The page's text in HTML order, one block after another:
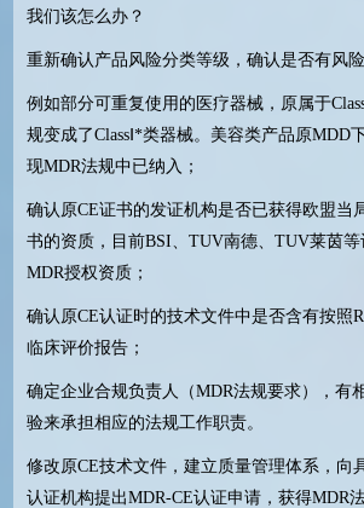
我们该怎么办？
重新确认产品风险分类等级，确认是否有风
例如部分可重复使用的医疗器械，原属于
规变成了ClassⅠ*类器械。美容类产品原MDD
现MDR法规中已纳入；
确认原CE证书的发证机构是否已获得欧盟当
书的资质，目前BSI、TUV南德、TUV莱茵
MDR授权资质；
确认原CE认证时的技术文件中是否含有按照
临床评价报告；
确定企业合规负责人（MDR法规要求），有
验来承担相应的法规工作职责。
修改原CE技术文件，建立质量管理体系，向
认证机构提出MDR-CE认证申请，获得MDR